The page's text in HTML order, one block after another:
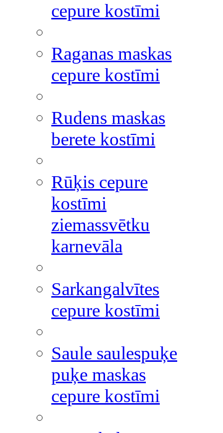
cepure kostīmi
Raganas maskas
cepure kostīmi
Rudens maskas
berete kostīmi
Rūķis cepure
kostīmi
ziemassvētku
karnevāla
Sarkangalvītes
cepure kostīmi
Saule saulespuķe
puķe maskas
cepure kostīmi